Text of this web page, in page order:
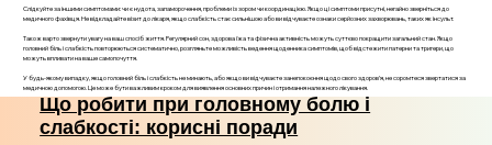
Слідкуйте за іншими симптомами: чи є нудота, запаморочення, проблеми із зором чи координацією. Якщо ці симптоми присутні, негайно зверніться до
медичного фахівця. Не відкладайте візит до лікаря, якщо слабкість стає сильнішою або ви відчуваєте ознаки серйозних захворювань, таких як інсульт.
Також варто звернути увагу на ваш спосіб життя. Регулярний сон, здорова їжа та фізична активність можуть суттєво покращити загальний стан. Якщо
головний біль і слабкість повторюються систематично, розгляньте можливість ведення щоденника симптомів, щоб відстежити патерни та тригери, що
можуть впливати на ваше самопочуття.
У будь-якому випадку, якщо головний біль і слабкість не минають, або якщо ви відчуваєте занепокоєння щодо свого здоров’я, не соромтеся звертатися за
медичною допомогою. Це може бути важливим кроком для виявлення основних причин і отримання належного лікування.
Що робити при головному болю і
слабкості: корисні поради